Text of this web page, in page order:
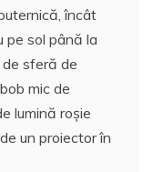
aj
e
a
z
ă
încât
pe sol până la
sferă de
mic de
lumină roşie
un proiector în